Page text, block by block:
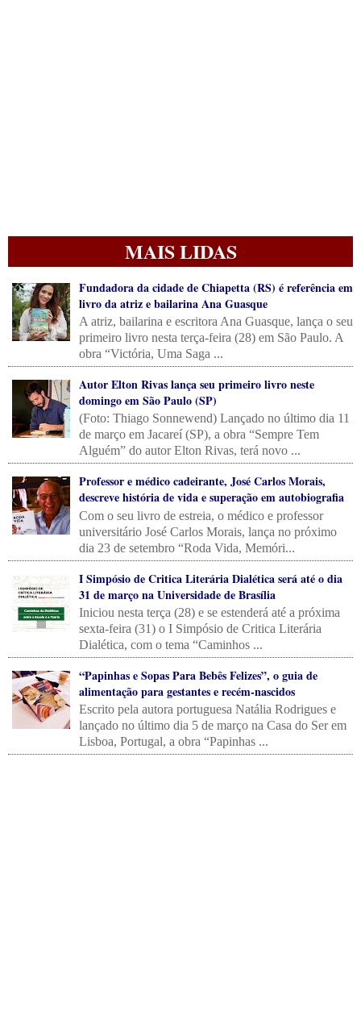
MAIS LIDAS
Fundadora da cidade de Chiapetta (RS) é referência em
livro da atriz e bailarina Ana Guasque
A atriz, bailarina e escritora Ana Guasque, lança o seu
primeiro livro nesta terça-feira (28) em São Paulo. A
obra “Victória, Uma Saga ...
Autor Elton Rivas lança seu primeiro livro neste
domingo em São Paulo (SP)
(Foto: Thiago Sonnewend) Lançado no último dia 11
de março em Jacareí (SP), a obra “Sempre Tem
Alguém” do autor Elton Rivas, terá novo ...
Professor e médico cadeirante, José Carlos Morais,
descreve história de vida e superação em autobiografia
Com o seu livro de estreia, o médico e professor
universitário José Carlos Morais, lança no próximo
dia 23 de setembro “Roda Vida, Memóri...
I Simpósio de Critica Literária Dialética será até o dia
31 de março na Universidade de Brasília
Iniciou nesta terça (28) e se estenderá até a próxima
sexta-feira (31) o I Simpósio de Critica Literária
Dialética, com o tema “Caminhos ...
“Papinhas e Sopas Para Bebês Felizes”, o guia de
alimentação para gestantes e recém-nascidos
Escrito pela autora portuguesa Natália Rodrigues e
lançado no último dia 5 de março na Casa do Ser em
Lisboa, Portugal, a obra “Papinhas ...